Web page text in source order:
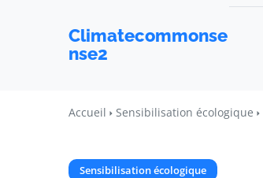
Climatecommonse
nse2
Accueil Sensibilisation écologique
Sensibilisation écologique